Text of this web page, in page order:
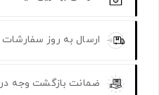
ارسال به روز
ضمانت بازگشت وجه